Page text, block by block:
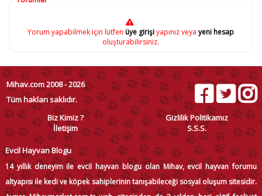
Yorum yapabilmek için lütfen üye girişiyapınız veya yeni hesap
oluşturabilirsiniz.
Mihav.com 2008 - 2026
Tüm hakları saklıdır.
Biz Kimiz ?
Gizlilik Politikamız
İletişim
S.S.S.
Evcil Hayvan Blogu
14 yıllık deneyim ile evcil hayvan blogu olan Mihav, evcil hayvan forumu
altyapısı ile kedi ve köpek sahiplerinin tanışabileceği sosyal oluşum sitesidir.